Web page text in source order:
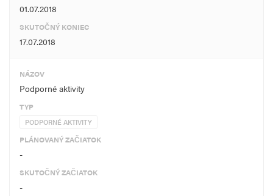
01.07.2018
SKUTOČNÝ KONIEC
17.07.2018
NÁZOV
Podporné aktivity
TYP
PODPORNÉ AKTIVITY
PLÁNOVANÝ ZAČIATOK
-
SKUTOČNÝ ZAČIATOK
-